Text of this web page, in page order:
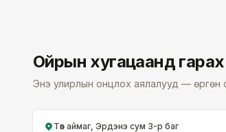
Ойрын хугацаанд
Энэ улирлын онцлох аялалууд — өргөн
Төв аймаг, Эрдэнэ сум 3-р баг